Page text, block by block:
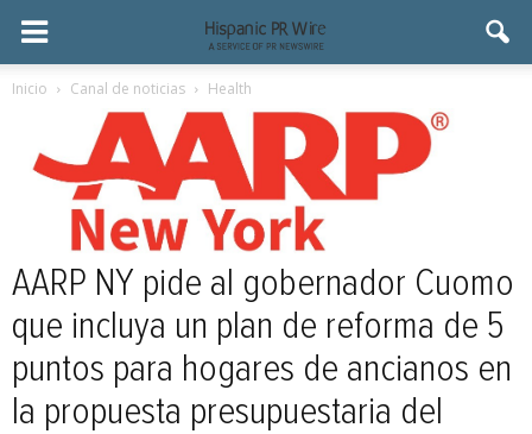
Inicio Canal de noticias Health
AARP NY pide al gobernador Cuomo
que incluya un plan de reforma de 5
puntos para hogares de ancianos en
la propuesta presupuestaria del